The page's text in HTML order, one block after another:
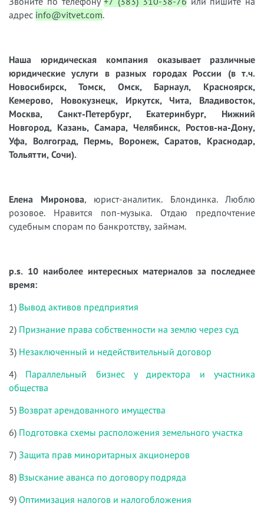
адрес info@vitvet.com.
Наша юридическая компания оказывает различные
юридические услуги в разных городах России (в т.ч.
Новосибирск, Томск, Омск, Барнаул, Красноярск,
Кемерово, Новокузнецк, Иркутск, Чита, Владивосток,
Москва, Санкт-Петербург, Екатеринбург, Нижний
Новгород, Казань, Самара, Челябинск, Ростов-на-Дону,
Уфа, Волгоград, Пермь, Воронеж, Саратов, Краснодар,
Тольятти, Сочи).
Елена Миронова, юрист-аналитик. Блондинка. Люблю
розовое. Нравится поп-музыка. Отдаю предпочтение
судебным спорам по банкротству, займам.
p.s. 10 наиболее интересных материалов за последнее
время:
1) Вывод активов предприятия
2) Признание права собственности на землю через суд
3) Незаключенный и недействительный договор
4) Параллельный бизнес у директора и участника
общества
5) Возврат арендованного имущества
6) Подготовка схемы расположения земельного участка
7) Защита прав миноритарных акционеров
8) Взыскание аванса по договору подряда
9) Оптимизация налогов и налогобложения